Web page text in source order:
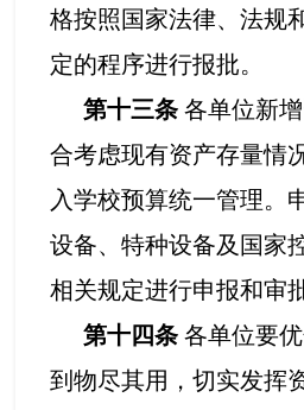
格按照国家法律、法规
定的程序进行报批。
第十三条各单位新
合考虑现有资产存量情
入学校预算统一管理。
设备、特种设备及国家
相关规定进行申报和审批
第十四条各单位要
到物尽其用，切实发挥